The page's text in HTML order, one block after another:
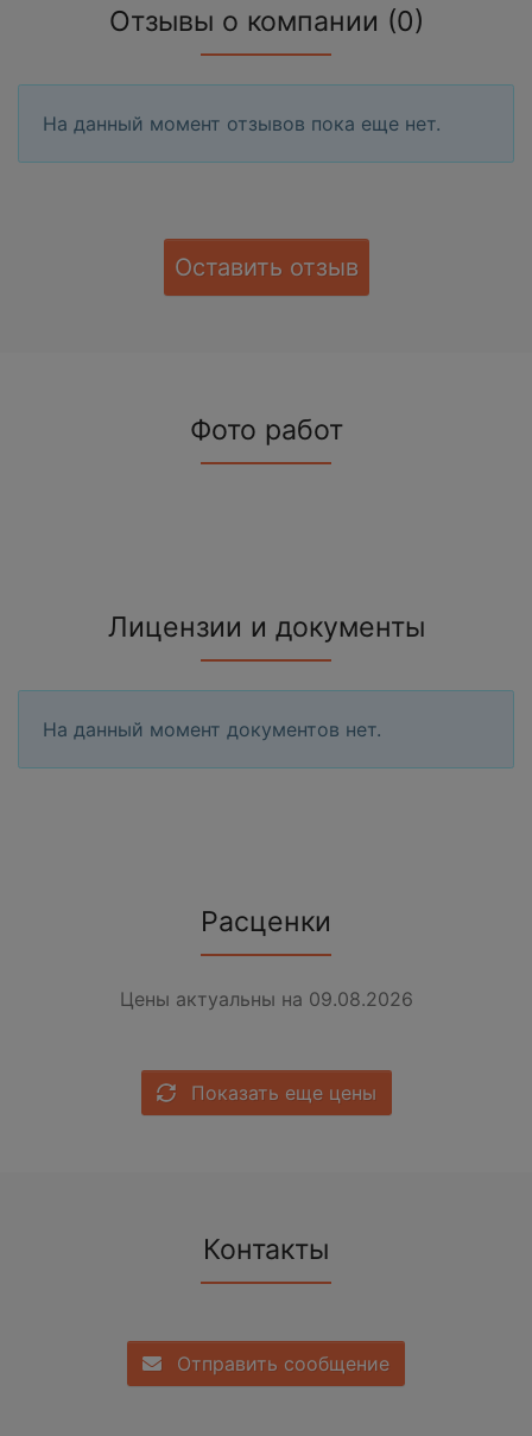
Отзывы о компании (0)
На данный момент отзывов пока еще нет.
Оставить отзыв
Фото работ
Лицензии и документы
На данный момент документов нет.
Расценки
Цены актуальны на 09.08.2026
Показать еще цены
Контакты
Отправить сообщение